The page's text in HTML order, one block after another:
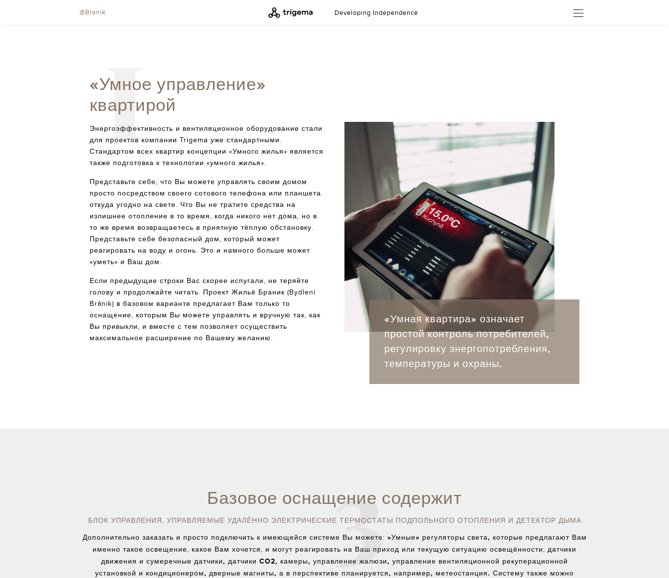
@Braník Developing Independence ОТКРЫТО
I
«Умное управление»
квартирой
Энергоэффективность и вентиляционное оборудование стали
для проектов компании Trigemа уже стандартными.
Стандартом всех квартир концепции «Умного жилья» является
также подготовка к технологии «умного жилья».
Представьте себе, что Вы можете управлять своим домом
просто посредством своего сотового телефона или планшета
откуда угодно на свете. Что Вы не тратите средства на
излишнее отопление в то время, когда никого нет дома, но в
то же время возвращаетесь в приятную тёплую обстановку.
Представьте себе безопасный дом, который может
реагировать на воду и огонь. Это и намного больше может
«уметь» и Ваш дом.
Если предыдущие строки Вас скорее испугали, не теряйте
голову и продолжайте читать. Проект Жильё Браник (Bydlení
Brâník) в базовом варианте предлагает Вам только то
оснащение, которым Вы можете управлять и вручную так, как
Вы привыкли, и вместе с тем позволяет осуществить
максимальное расширение по Вашему желанию.
«Умная квартира» означает
простой контроль потребителей,
регулировку энергопотребления,
температуры и охраны.
3
Базовое оснащение содержит
БЛОК УПРАВЛЕНИЯ, УПРАВЛЯЕМЫЕ УДАЛЁННО ЭЛЕКТРИЧЕСКИЕ ТЕРМОСТАТЫ ПОДПОЛЬНОГО ОТОПЛЕНИЯ И ДЕТЕКТОР ДЫМА
Дополнительно заказать и просто подключить к имеющейся системе Вы можете: »Умные» регуляторы света, которые предлагают Вам
именно такое освещение, какое Вам хочется, и могут реагировать на Ваш приход или текущую ситуацию освещённости; датчики
движения и сумеречные датчики, датчики CO2, камеры, управление жалюзи, управление вентиляционной рекуперационной
установкой и кондиционером, дверные магниты, а в перспективе планируется, например, метеостанция. Систему также можно